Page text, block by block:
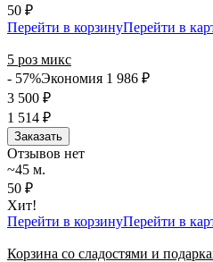
50 ₽
Перейти в корзинуПерейти в
5 роз микс
- 57%Экономия 1 986 ₽
3 500 ₽
1 514 ₽
Заказать
Отзывов нет
~45 м.
50 ₽
Хит!
Перейти в корзинуПерейти в
Корзина со сладостями и